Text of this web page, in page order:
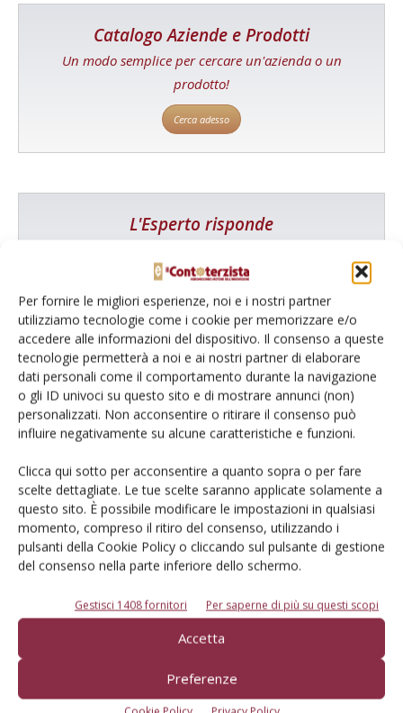
Per fornire le migliori esperienze, noi e i nostri partner
utilizziamo tecnologie come i cookie per memorizzare e/o
accedere alle informazioni del dispositivo. Il consenso a queste
tecnologie permetterà a noi e ai nostri partner di elaborare
dati personali come il comportamento durante la navigazione
o gli ID univoci su questo sito e di mostrare annunci (non)
personalizzati. Non acconsentire o ritirare il consenso può
influire negativamente su alcune caratteristiche e funzioni.
Clicca qui sotto per acconsentire a quanto sopra o per fare
scelte dettagliate. Le tue scelte saranno applicate solamente a
questo sito. È possibile modificare le impostazioni in qualsiasi
momento, compreso il ritiro del consenso, utilizzando i
pulsanti della Cookie Policy o cliccando sul pulsante di gestione
del consenso nella parte inferiore dello schermo.
Gestisci 1408 fornitori Per saperne di più su questi scopi
Accetta
Preferenze
Catalogo Aziende e Prodotti
Un modo semplice per cercare un'azienda o un
prodotto!
Cerca adesso
L'Esperto risponde
Cerca adesso
Rimani aggiornato sul mondo
dell’agricoltura
Iscriviti alle nostre newsletter